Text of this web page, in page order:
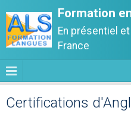
Formation
En présentiel
France
Certifications